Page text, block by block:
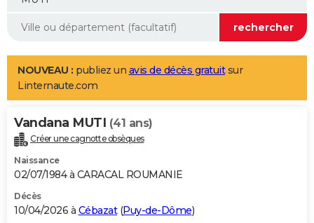
Mobiles
Meilleur smartphone
Internet
Ordinateurs
Jeux vidéo
Guide high-tech
Aménagement intérieur
LIFESTYLE
Art de vivre
Bien-être
Loisirs
Mode
Modes de vie
Alimentation
Guide de la santé
Maladies
Médicaments
Sommeil
VOYAGE
Destinations
City break
Voyage nature
Voyage de noces
Forum
Climat
+PHOTO
GUIDES D'ACHAT
BONS PLANS
NOUVEAU : publiez un avis de décès gratuitsur
Linternaute.com
Vandana MUTI (41 ans)
Créer une cagnotte obsèques
Naissance
02/07/1984 à CARACAL ROUMANIE
Décès
10/04/2026 à Cébazat(Puy-de-Dôme)